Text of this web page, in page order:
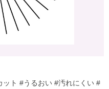
ト #うるおい #汚れにくい #